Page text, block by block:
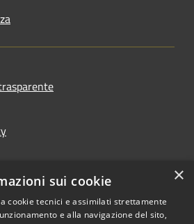
×
sui cookie
cookie tecnici e assimilati strettamente
e alla navigazione del sito,